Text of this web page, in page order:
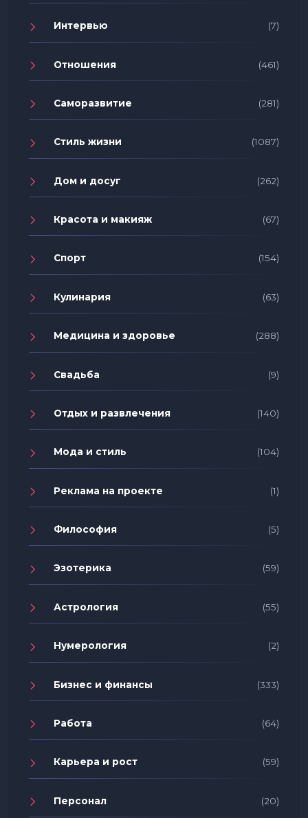
Интервью (7)
Отношения (461)
Саморазвитие (281)
Стиль жизни (1087)
Дом и досуг (262)
Красота и макияж (67)
Спорт (154)
Кулинария (63)
Медицина и здоровье (288)
Свадьба (9)
Отдых и развлечения (140)
Мода и стиль (104)
Реклама на проекте (1)
Философия (5)
Эзотерика (59)
Астрология (55)
Нумерология (2)
Бизнес и финансы (333)
Работа (64)
Карьера и рост (59)
Персонал (20)